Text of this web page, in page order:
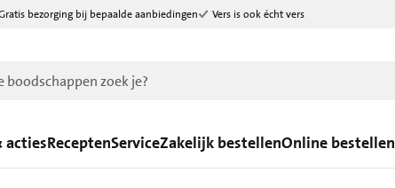
bezorging bij bepaalde aanbiedingen Vers is ook écht vers
actiesReceptenServiceZakelijk bestellenOnline bestellen